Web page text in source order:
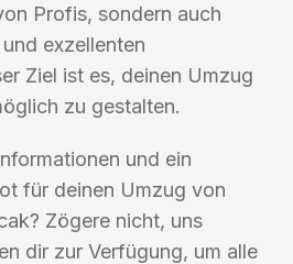
Profis, sondern auch
exzellenten
Ziel ist es, deinen Umzug
zu gestalten.
und ein
für deinen Umzug von
Zögere nicht, uns
dir zur Verfügung, um alle